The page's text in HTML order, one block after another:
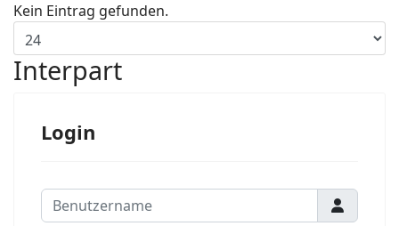
Kein Eintrag gefunden.
Interpart
Login
Benutzername